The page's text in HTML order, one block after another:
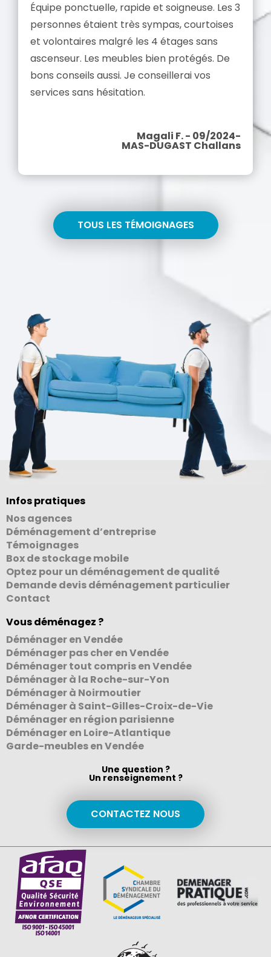
Équipe ponctuelle, rapide et soigneuse. Les 3
personnes étaient très sympas, courtoises
et volontaires malgré les 4 étages sans
ascenseur. Les meubles bien protégés. De
bons conseils aussi. Je conseillerai vos
services sans hésitation.
Magali F. - 09/2024-
MAS-DUGAST Challans
TOUS LES TÉMOIGNAGES
Infos pratiques
Nos agences
Déménagement d’entreprise
Témoignages
Box de stockage mobile
Optez pour un déménagement de qualité
Demande devis déménagement particulier
Contact
Vous déménagez ?
Déménager en Vendée
Déménager pas cher en Vendée
Déménager tout compris en Vendée
Déménager à la Roche-sur-Yon
Déménager à Noirmoutier
Déménager à Saint-Gilles-Croix-de-Vie
Déménager en région parisienne
Déménager en Loire-Atlantique
Garde-meubles en Vendée
Une question ?
Un renseignement ?
CONTACTEZ NOUS